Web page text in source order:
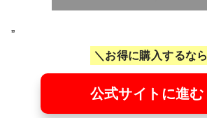
”
お得に購入するなら
公式サイトに進む